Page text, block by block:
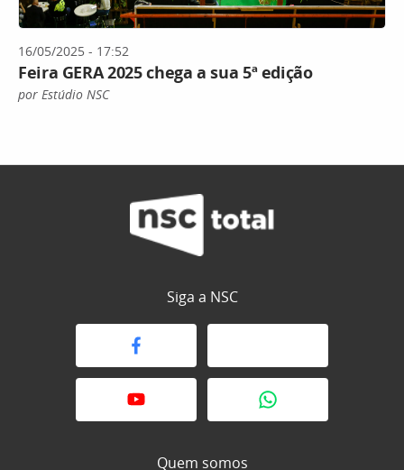
16/05/2025 - 17:52
Feira GERA 2025 chega a sua 5ª edição
por Estúdio NSC
Siga a NSC
Quem somos